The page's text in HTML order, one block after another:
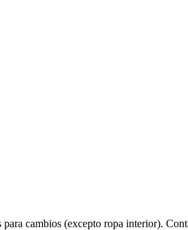
cambios (excepto ropa interior).